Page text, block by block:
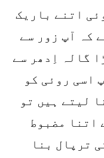
اتنے باریک
کہ آپ زور سے
گالہ اِدھر سے
اسی روئی کو
لیتے ہیں تو
اتنا مضبوط
ترپال بنا